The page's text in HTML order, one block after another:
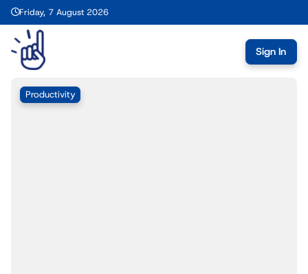
Friday, 7 August 2026
Sign In
Productivity